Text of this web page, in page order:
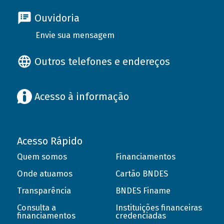
Ouvidoria
Envie sua mensagem
Outros telefones e endereços
Acesso à informação
Acesso Rápido
Quem somos
Onde atuamos
Transparência
Consulta a
financiamentos
Financiamentos
Cartão BNDES
BNDES Finame
Instituições financeiras
credenciadas